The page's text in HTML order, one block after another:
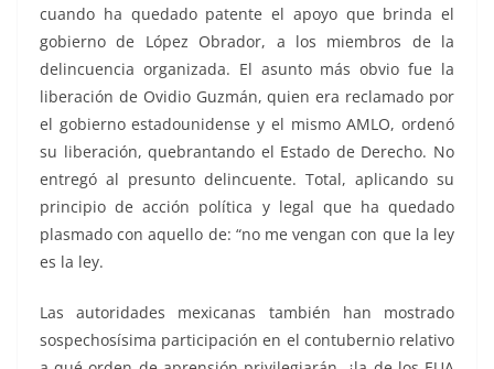
cuando ha quedado patente el apoyo que brinda el
gobierno de López Obrador, a los miembros de la
delincuencia organizada. El asunto más obvio fue la
liberación de Ovidio Guzmán, quien era reclamado por
el gobierno estadounidense y el mismo AMLO, ordenó
su liberación, quebrantando el Estado de Derecho. No
entregó al presunto delincuente. Total, aplicando su
principio de acción política y legal que ha quedado
plasmado con aquello de: “no me vengan con que la ley
es la ley.
Las autoridades mexicanas también han mostrado
sospechosísima participación en el contubernio relativo